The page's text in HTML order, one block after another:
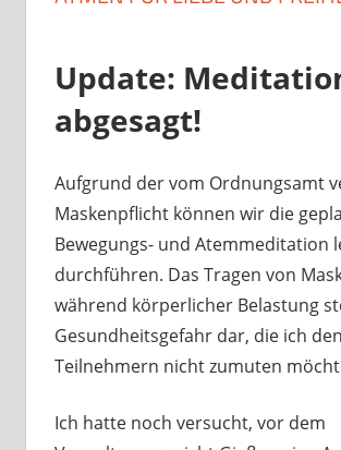
Update:
abgesagt!
Aufgrund der vom Ordnungsamt
Maskenpflicht können wir die
Bewegungs- und Atemmeditation
durchführen. Das Tragen von
während körperlicher Belastung
Gesundheitsgefahr dar, die ich den
Teilnehmern nicht zumuten
Ich hatte noch versucht, vor dem